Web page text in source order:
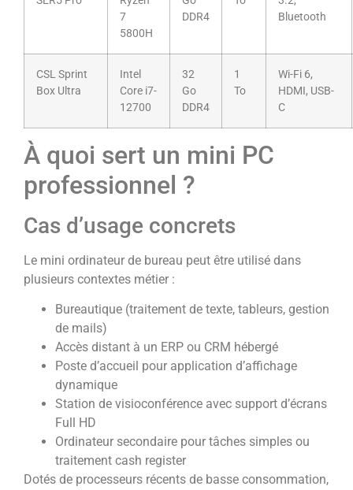
7
5800H
DDR4
Bluetooth
CSL Sprint
Box Ultra
Intel
Core i7-
12700
32
Go
DDR4
1
To
Wi-Fi 6,
HDMI, USB-
C
À quoi sert un mini PC
professionnel ?
Cas d’usage concrets
Le mini ordinateur de bureau peut être utilisé dans
plusieurs contextes métier :
Bureautique (traitement de texte, tableurs, gestion
de mails)
Accès distant à un ERP ou CRM hébergé
Poste d’accueil pour application d’affichage
dynamique
Station de visioconférence avec support d’écrans
Full HD
Ordinateur secondaire pour tâches simples ou
traitement cash register
Dotés de processeurs récents de basse consommation,